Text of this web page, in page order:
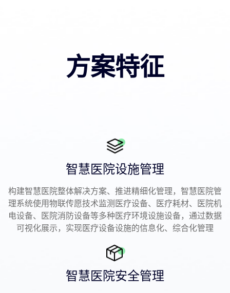
方案特征
智慧医院设施管理
构建智慧医院整体解决方案、推进精细化管理，智慧医院管
理系统使用物联传愿技术监测医疗设备、医疗耗材、医院机
电设备、医院消防设备等多种医疗环境设施设备，通过数据
可视化展示，实现医疗设备设施的信息化、综合化管理
智慧医院安全管理